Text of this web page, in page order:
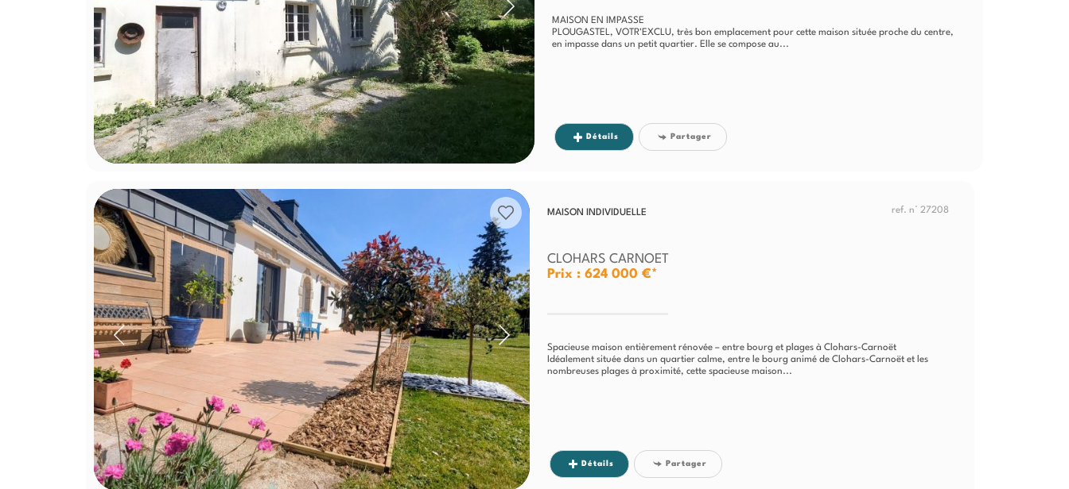
MAISON EN IMPASSE
PLOUGASTEL, VOTR'EXCLU, très bon emplacement pour cette maison située proche du centre,
en impasse dans un petit quartier. Elle se compose au...
Détails Partager
MAISON INDIVIDUELLE ref. n° 27208
CLOHARS CARNOET
Prix : 624 000 €*
Spacieuse maison entièrement rénovée – entre bourg et plages à Clohars-Carnoët
Idéalement située dans un quartier calme, entre le bourg animé de Clohars-Carnoët et les
nombreuses plages à proximité, cette spacieuse maison...
Détails Partager